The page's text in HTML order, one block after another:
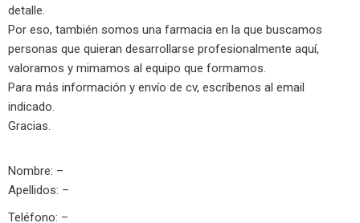
detalle.
Por eso, también somos una farmacia en la que buscamos
personas que quieran desarrollarse profesionalmente aquí,
valoramos y mimamos al equipo que formamos.
Para más información y envío de cv, escríbenos al email
indicado.
Gracias.
Nombre: –
Apellidos: –
Teléfono: –